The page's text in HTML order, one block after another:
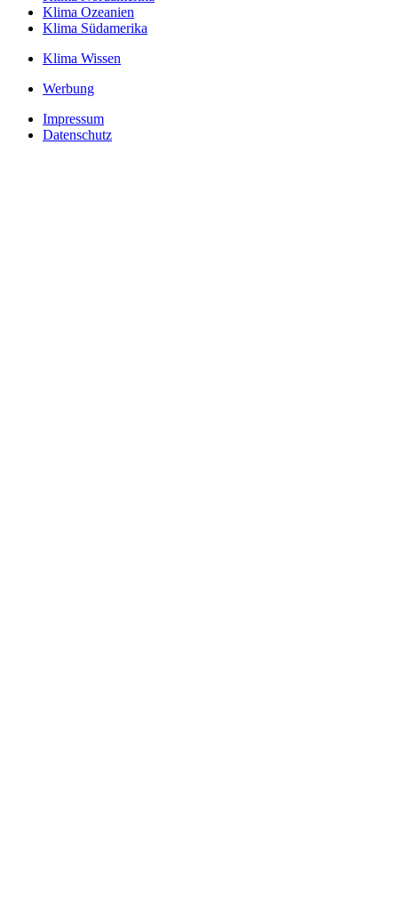
Klima Ozeanien
Klima Südamerika
Klima Wissen
Werbung
Impressum
Datenschutz